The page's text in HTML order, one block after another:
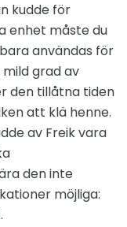
kudde för
enhet måste du
användas för
grad av
den tillåtna tiden
att klä henne.
av Freik vara
den inte
möjliga: